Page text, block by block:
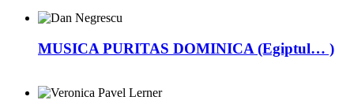
MUSICA PURITAS DOMINICA (Egiptul… )